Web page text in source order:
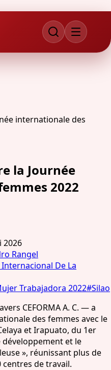
la Journée
2022
2026
Rangel
Internacional De La
Trabajadora 2022#Silao
CEFORMA A. C. — a
des femmes avec le
et Irapuato, du 1er
développement et le
», réunissant plus de
centres de travail.